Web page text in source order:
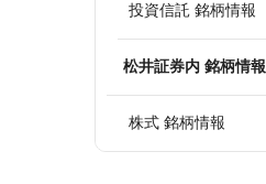
投資信託 銘柄情報
松井証券内 銘柄情報
株式 銘柄情報